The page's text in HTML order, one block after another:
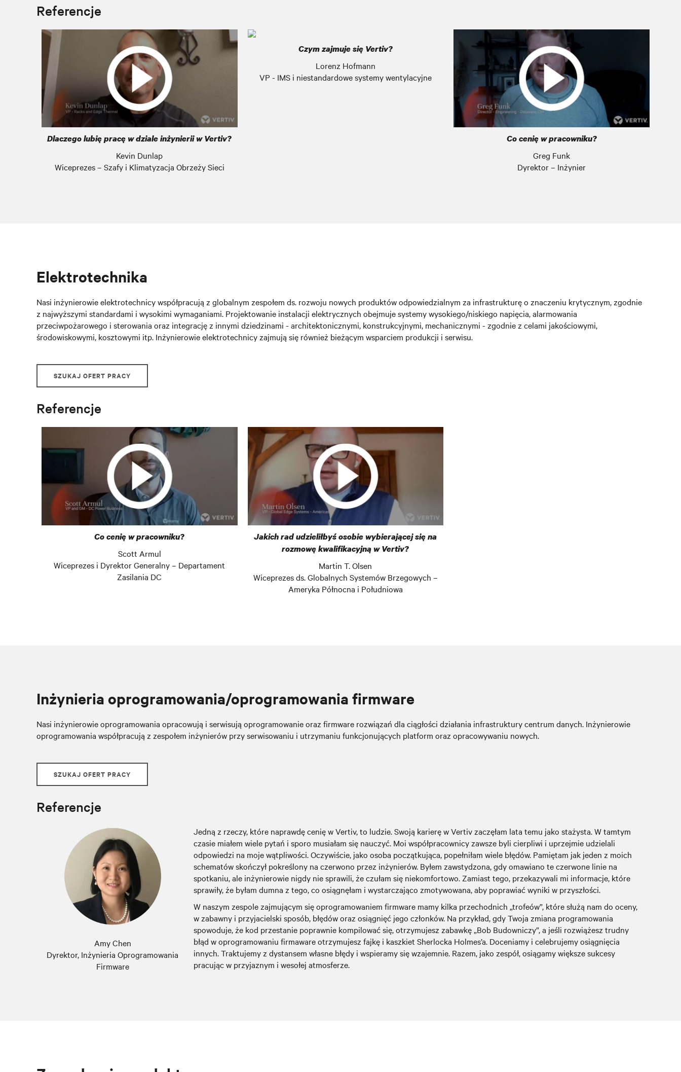
Referencje
Dlaczego lubię pracę w dziale inżynierii w Vertiv?
Kevin Dunlap
Wiceprezes – Szafy i Klimatyzacja Obrzeży Sieci
Czym zajmuje się Vertiv?
Lorenz Hofmann
VP - IMS i niestandardowe systemy wentylacyjne
Co cenię w pracowniku?
Greg Funk
Dyrektor – Inżynier
Elektrotechnika
Nasi inżynierowie elektrotechnicy współpracują z globalnym zespołem ds. rozwoju nowych produktów odpowiedzialnym za infrastrukturę o znaczeniu krytycznym, zgodnie
z najwyższymi standardami i wysokimi wymaganiami. Projektowanie instalacji elektrycznych obejmuje systemy wysokiego/niskiego napięcia, alarmowania
przeciwpożarowego i sterowania oraz integrację z innymi dziedzinami - architektonicznymi, konstrukcyjnymi, mechanicznymi - zgodnie z celami jakościowymi,
środowiskowymi, kosztowymi itp. Inżynierowie elektrotechnicy zajmują się również bieżącym wsparciem produkcji i serwisu.
SZUKAJ OFERT PRACY
Referencje
Co cenię w pracowniku?
Scott Armul
Wiceprezes i Dyrektor Generalny – Departament
Zasilania DC
Jakich rad udzieliłbyś osobie wybierającej się na
rozmowę kwalifikacyjną w Vertiv?
Martin T. Olsen
Wiceprezes ds. Globalnych Systemów Brzegowych –
Ameryka Północna i Południowa
Inżynieria oprogramowania/oprogramowania firmware
Nasi inżynierowie oprogramowania opracowują i serwisują oprogramowanie oraz firmware rozwiązań dla ciągłości działania infrastruktury centrum danych. Inżynierowie
oprogramowania współpracują z zespołem inżynierów przy serwisowaniu i utrzymaniu funkcjonujących platform oraz opracowywaniu nowych.
SZUKAJ OFERT PRACY
Referencje
Amy Chen
Dyrektor, Inżynieria Oprogramowania
Firmware
Jedną z rzeczy, które naprawdę cenię w Vertiv, to ludzie. Swoją karierę w Vertiv zaczęłam lata temu jako stażysta. W tamtym
czasie miałem wiele pytań i sporo musiałam się nauczyć. Moi współpracownicy zawsze byli cierpliwi i uprzejmie udzielali
odpowiedzi na moje wątpliwości. Oczywiście, jako osoba początkująca, popełniłam wiele błędów. Pamiętam jak jeden z moich
schematów skończył pokreślony na czerwono przez inżynierów. Byłem zawstydzona, gdy omawiano te czerwone linie na
spotkaniu, ale inżynierowie nigdy nie sprawili, że czułam się niekomfortowo. Zamiast tego, przekazywali mi informacje, które
sprawiły, że byłam dumna z tego, co osiągnęłam i wystarczająco zmotywowana, aby poprawiać wyniki w przyszłości.
W naszym zespole zajmującym się oprogramowaniem firmware mamy kilka przechodnich „trofeów”, które służą nam do oceny,
w zabawny i przyjacielski sposób, błędów oraz osiągnięć jego członków. Na przykład, gdy Twoja zmiana programowania
spowoduje, że kod przestanie poprawnie kompilować się, otrzymujesz zabawkę „Bob Budowniczy”, a jeśli rozwiążesz trudny
błąd w oprogramowaniu firmaware otrzymujesz fajkę i kaszkiet Sherlocka Holmes’a. Doceniamy i celebrujemy osiągnięcia
innych. Traktujemy z dystansem własne błędy i wspieramy się wzajemnie. Razem, jako zespół, osiągamy większe sukcesy
pracując w przyjaznym i wesołej atmosferze.